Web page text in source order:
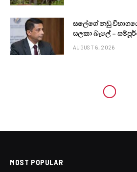
සලේගේ නඩු
සලකා බැලේ –
AUGUST 6, 2026
MOST POPULAR